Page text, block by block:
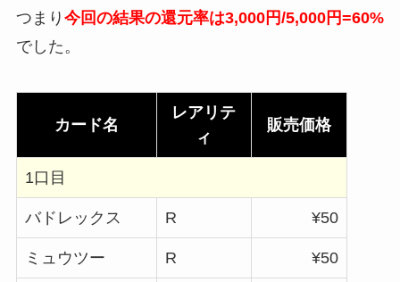
つまり 今回の結果の還元率は3,000円/5,000円=60%
でした。
カード名
レアリテ
ィ
販売価格
1口目
バドレックス R ¥50
ミュウツー R ¥50